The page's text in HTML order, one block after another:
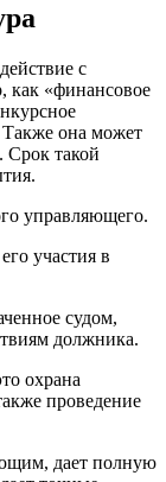
с
как «финансовое
Также она может
Срок такой
управляющего.
участия в
судом,
должника.
охрана
проведение
дает полную